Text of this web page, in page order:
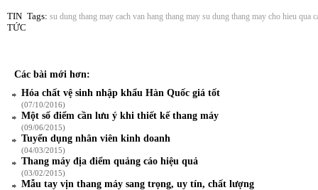
Tags: su dung thang may cach van hang thang may su dung thang may cho hieu qua
TIN
TỨC
Các bài mới hơn:
Hóa chất vệ sinh nhập khẩu Hàn Quốc giá tốt
(07/10/2016)
Một số điểm cần lưu ý khi thiết kế thang máy
(09/06/2015)
Tuyển dụng nhân viên kinh doanh
(04/03/2015)
Thang máy địa điểm quảng cáo hiệu quả
(03/02/2015)
Mẫu tay vịn thang máy sang trọng, uy tín, chất lượng